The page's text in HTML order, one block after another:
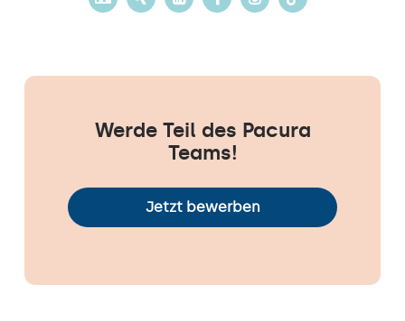
Werde Teil des Pacura
Teams!
Jetzt bewerben